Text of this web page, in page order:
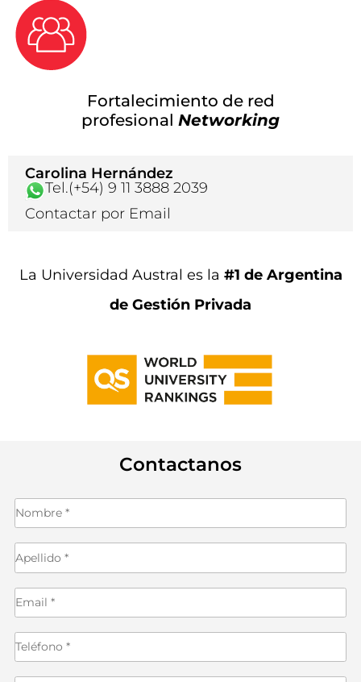
Fortalecimiento de red
profesional Networking
Carolina Hernández
Tel.(+54) 9 11 3888 2039
Contactar por Email
La Universidad Austral es la #1 de Argentina
de Gestión Privada